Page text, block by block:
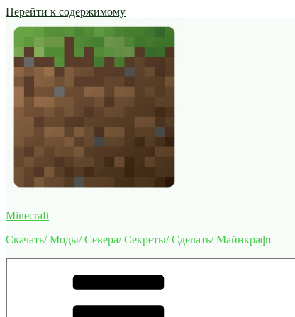
Перейти к содержимому
Minecraft
Скачать/ Моды/ Севера/ Секреты/ Сделать/ Майнкрафт